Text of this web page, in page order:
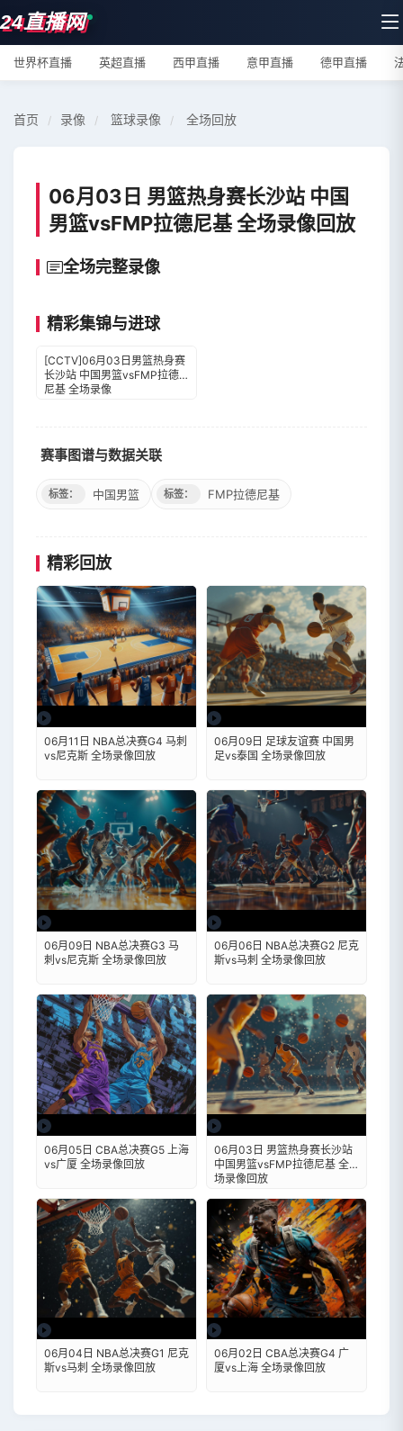
24直播网
世界杯直播 英超直播 西甲直播 意甲直播 德甲直播
首页 / 录像 / 篮球录像 / 全场回放
06月03日 男篮热身赛长沙站 中国
男篮vsFMP拉德尼基 全场录像回放
全场完整录像
高清完整回放
精彩集锦与进球
[CCTV]06月03日男篮热身赛
长沙站 中国男篮vsFMP拉德
尼基 全场录像
赛事图谱与数据关联
标签： 中国男篮 标签： FMP拉德尼基
精彩回放
06月11日 NBA总决赛G4 马刺
vs尼克斯 全场录像回放
06月09日 足球友谊赛 中国男
足vs泰国 全场录像回放
06月09日 NBA总决赛G3 马
刺vs尼克斯 全场录像回放
06月06日 NBA总决赛G2 尼克
斯vs马刺 全场录像回放
06月05日 CBA总决赛G5 上海
vs广厦 全场录像回放
06月03日 男篮热身赛长沙站
中国男篮vsFMP拉德尼基 全
场录像回放
06月04日 NBA总决赛G1 尼克
斯vs马刺 全场录像回放
06月02日 CBA总决赛G4 广
厦vs上海 全场录像回放